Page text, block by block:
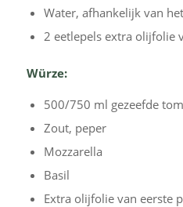
Water, afhankelijk van
2 eetlepels extra olijfolie
Würze:
500/750 ml gezeefde
Zout, peper
Mozzarella
Basil
Extra olijfolie van eerste